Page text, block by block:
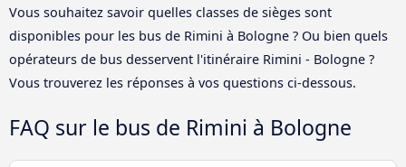
Vous souhaitez savoir quelles classes de sièges sont
disponibles pour les bus de Rimini à Bologne ? Ou bien quels
opérateurs de bus desservent l'itinéraire Rimini - Bologne ?
Vous trouverez les réponses à vos questions ci-dessous.
FAQ sur le bus de Rimini à Bologne